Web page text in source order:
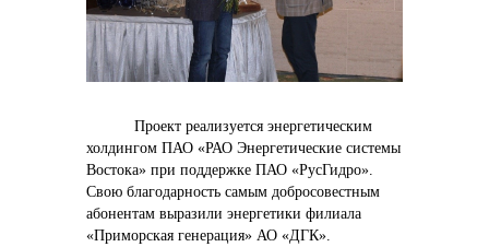
Контакты
+7 (423) 234 50 50
Проект реализуется энергетическим
холдингом ПАО «РАО Энергетические системы
Востока» при поддержке ПАО «РусГидро».
Свою благодарность самым добросовестным
абонентам выразили энергетики филиала
«Приморская генерация» АО «ДГК».